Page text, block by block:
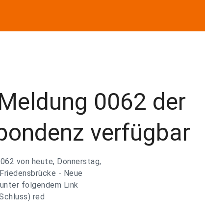
0062 der
verfügbar
von heute, Donnerstag,
- Neue
folgendem Link
red